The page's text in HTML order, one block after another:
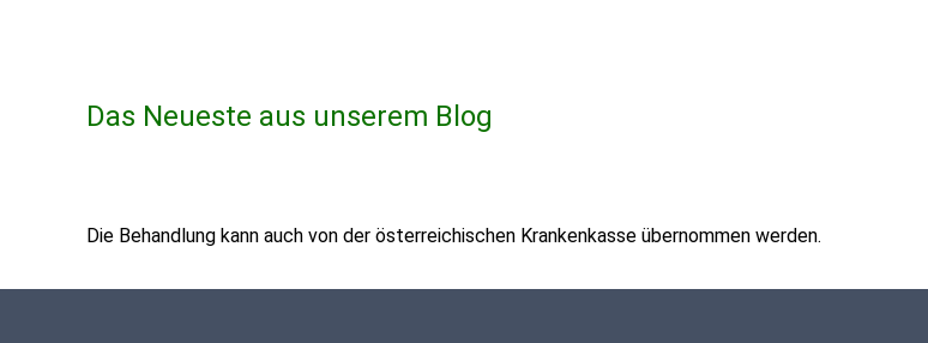
Das Neueste aus unserem Blog
Die Behandlung kann auch von der österreichischen Krankenkasse übernommen werden.